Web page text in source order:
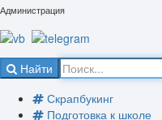
Администрация
Найти
Скрапбукинг
Подготовка к школе